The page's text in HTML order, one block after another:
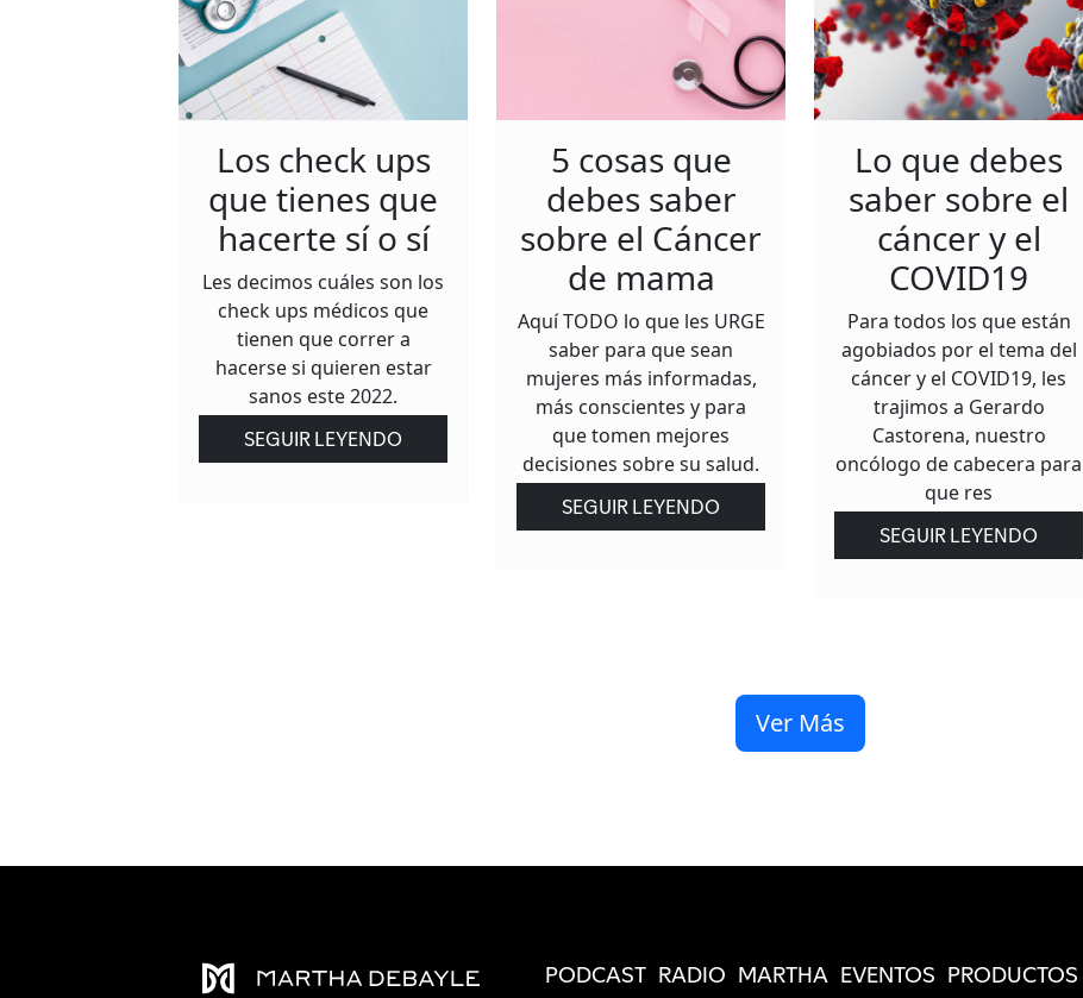
Los check ups
que tienes que
hacerte sí o sí
Les decimos cuáles son los
check ups médicos que
tienen que correr a
hacerse si quieren estar
sanos este 2022.
SEGUIR LEYENDO
5 cosas que
debes saber
sobre el Cáncer
de mama
Aquí TODO lo que les URGE
saber para que sean
mujeres más informadas,
más conscientes y para
que tomen mejores
decisiones sobre su salud.
SEGUIR LEYENDO
Lo que debes
saber sobre el
cáncer y el
COVID19
Para todos los que están
agobiados por el tema del
cáncer y el COVID19, les
trajimos a Gerardo
Castorena, nuestro
oncólogo de cabecera para
que res
SEGUIR LEYENDO
Ver Más
PODCAST RADIO MARTHA EVENTOS PRODUCTOS